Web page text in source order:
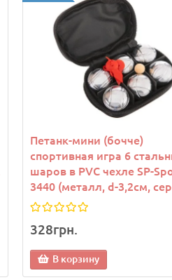
Козырек теннисный
Joma 400635-002
1 139грн.
В корзину
Петанк-мини (бочче)
спортивная игра 6
шаров в PVC чехле SP-
3440 (металл, d-3,2см,
328грн.
В корзину